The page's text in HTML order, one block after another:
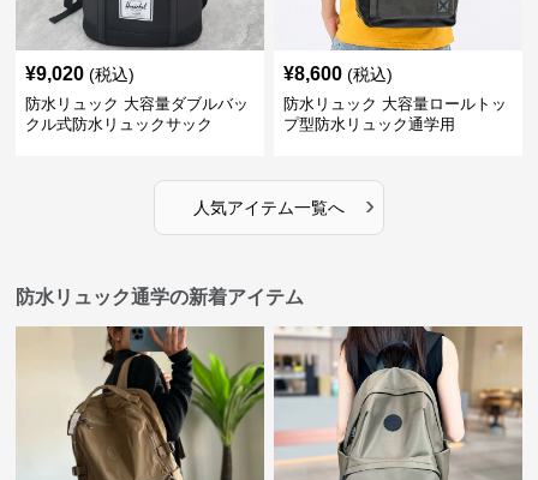
¥9,020 (税込)
防水リュック 大容量ダブルバッ
クル式防水リュックサック
¥8,600 (税込)
防水リュック 大容量ロールトッ
プ型防水リュック通学用
人気アイテム一覧へ ›
防水リュック通学の新着アイテム